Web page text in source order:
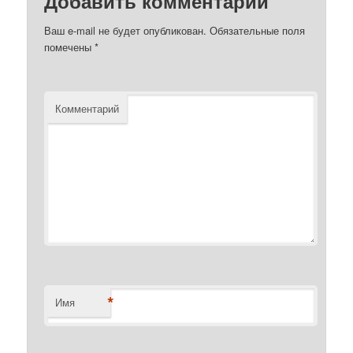
Ваш e-mail не будет опубликован. Обязательные поля
помечены*
Комментарий
Имя *